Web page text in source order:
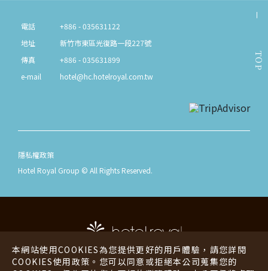
本網站使用COOKIES為您提供更好的用戶體驗，請您詳閱
COOKIES使用政策。您可以同意或拒絕本公司蒐集您的
TOP
電話
+886 - 035631122
地址
新竹市東區光復路一段227號
傳真
+886 - 035631899
e-mail
hotel@hc.hotelroyal.com.tw
隱私權政策
Hotel Royal Group © All Rights Reserved.